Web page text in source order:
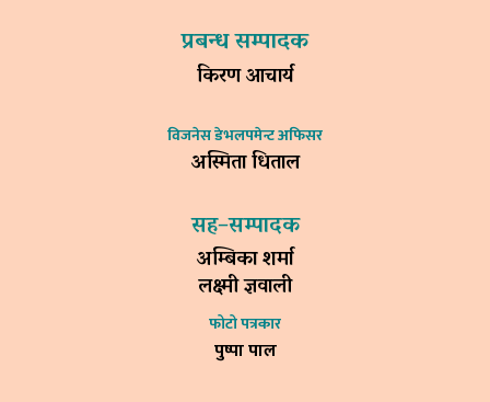
प्रबन्ध सम्पादक
किरण आचार्य
विजनेस डेभलपमेन्ट अफिसर
अस्मिता धिताल
सह–सम्पादक
अम्बिका शर्मा
लक्ष्मी ज्ञवाली
फोटो पत्रकार
पुष्पा पाल